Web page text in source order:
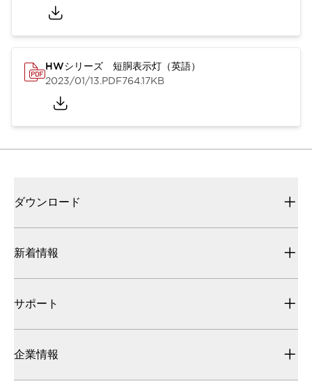
HWシリーズ 短胴表示灯（英語）
2023/01/13.PDF764.17KB
ダウンロード
新着情報
サポート
企業情報